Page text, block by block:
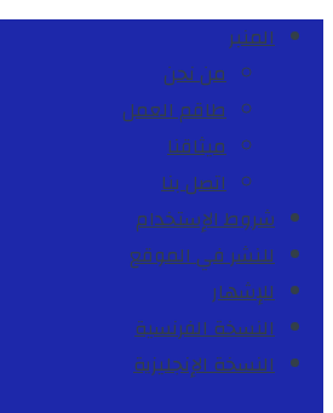
المنبر
من نحن
طاقم العمل
ميثاقنا
اتصل بنا
شروط الإستخدام
للنشر في الموقع
للإشهار
النسخة الفرنسية
النسخة الإنجليزية